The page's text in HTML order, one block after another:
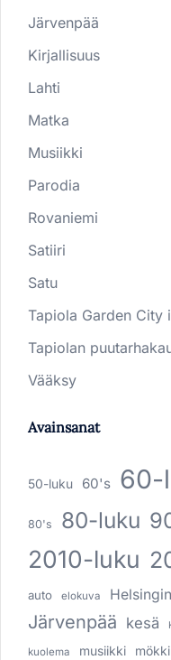
Järvenpää
Kirjallisuus
Lahti
Matka
Musiikki
Parodia
Rovaniemi
Satiiri
Satu
Tapiola Garden City
Tapiolan
Vääksy
Avainsanat
50-luku 60's 60-
80's 80-luku
2010-luku
auto elokuva
Järvenpää kesä
kuolema musiikki mökki